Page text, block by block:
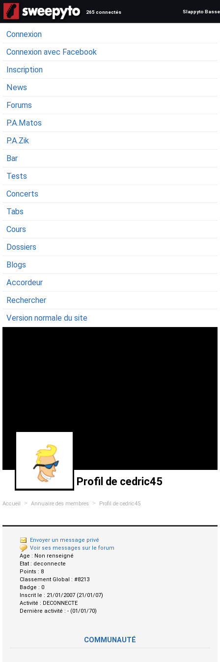
265 connectés Slappyto Basse
Connexion
Connexion avec Facebook
Inscription
News
Forums
P.A.Matos
P.A.Zik
Bar
Tests
Concerts
Tabs
Cours
Dossiers
Blogs
Accordeur
Rechercher
Version normale du site
Profil de cedric45
Accueil > Annuaire des membres > Profil de cedric45
Envoyer un message privé
Voir ses messages sur le forum
Age : Non renseigné
Etat : deconnecte
Points : 8
Classement Global : #8213
Badge : 0
Inscrit le : 21/01/2007 (21/01/07)
Activité : DECONNECTE
Dernière activité : - (01/01/70)
COMMUNAUTÉ